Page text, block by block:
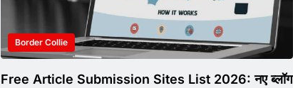
Border Collie
Free Article Submission Sites List 2026: नए ब्लॉग